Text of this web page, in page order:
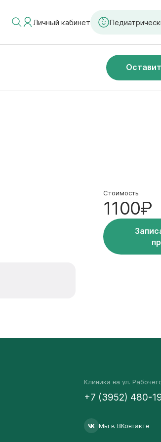
Личный кабинет
Стоимость
1100₽
Клиника на ул.
+7 (3952) 480-
Мы в ВКонтакте